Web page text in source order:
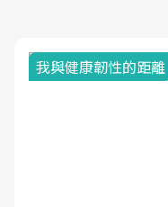
我與健康韌性的距離